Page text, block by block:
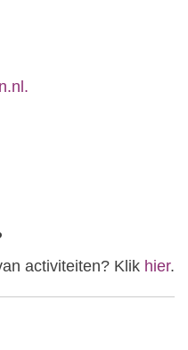
activiteiten? Klik hier.